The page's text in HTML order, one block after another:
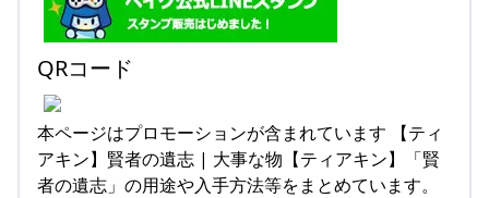
QRコード
本ページはプロモーションが含まれています 【ティ
アキン】賢者の遺志 | 大事な物【ティアキン】「賢
者の遺志」の用途や入手方法等をまとめています。